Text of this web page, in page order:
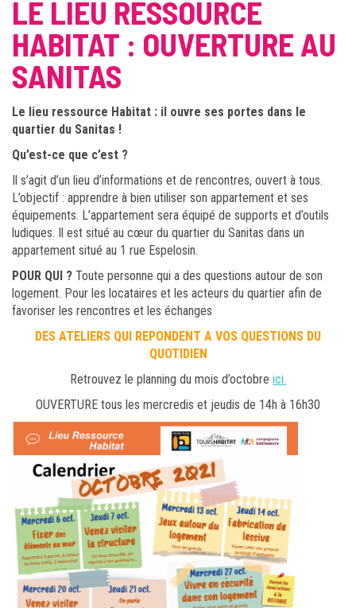
LE LIEU RESSOURCE
HABITAT : OUVERTURE AU
SANITAS
Le lieu ressource Habitat : il ouvre ses portes dans le
quartier du Sanitas !
Qu’est-ce que c’est ?
Il s’agit d’un lieu d’informations et de rencontres, ouvert à tous.
L’objectif : apprendre à bien utiliser son appartement et ses
équipements. L’appartement sera équipé de supports et d’outils
ludiques. Il est situé au cœur du quartier du Sanitas dans un
appartement situé au 1 rue Espelosin.
POUR QUI ? Toute personne qui a des questions autour de son
logement. Pour les locataires et les acteurs du quartier afin de
favoriser les rencontres et les échanges
DES ATELIERS QUI REPONDENT A VOS QUESTIONS DU
QUOTIDIEN
Retrouvez le planning du mois d’octobre ici.
OUVERTURE tous les mercredis et jeudis de 14h à 16h30